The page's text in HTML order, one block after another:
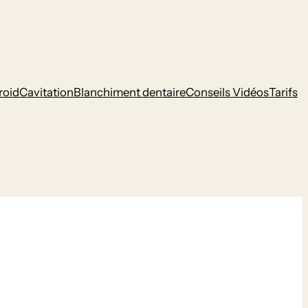
CavitationBlanchiment dentaireConseils VidéosTarifs